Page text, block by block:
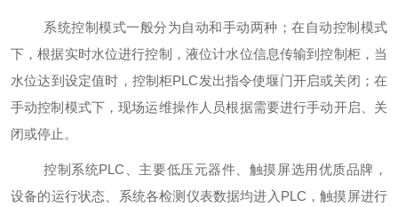
系统控制模式一般分为自动和手动两种；在自动控制模式
下，根据实时水位进行控制，液位计水位信息传输到控制柜，当
水位达到设定值时，控制柜PLC发出指令使堰门开启或关闭；在
手动控制模式下，现场运维操作人员根据需要进行手动开启、关
闭或停止。
控制系统PLC 、主要低压元器件、触摸屏选用优质品牌，
设备的运行状态、系统各检测仪表数据均进入 PLC ，触摸屏进行